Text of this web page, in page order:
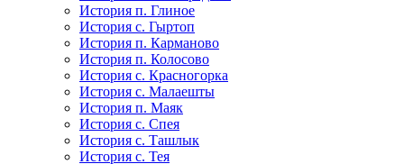
История п. Глиное
История с. Гыртоп
История п. Карманово
История п. Колосово
История с. Красногорка
История с. Малаешты
История п. Маяк
История с. Спея
История с. Ташлык
История с. Тея